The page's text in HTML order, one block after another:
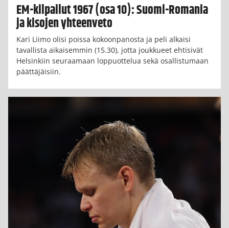
EM-kilpailut 1967 (osa 10): Suomi-Romania
ja kisojen yhteenveto
Kari Liimo olisi poissa kokoonpanosta ja peli alkaisi
tavallista aikaisemmin (15.30), jotta joukkueet ehtisivät
Helsinkiin seuraamaan loppuottelua sekä osallistumaan
päättäjäisiin.